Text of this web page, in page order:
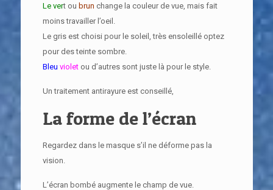
Le vert ou brun change la couleur de vue, mais fait
moins travailler l’oeil.
Le gris est choisi pour le soleil, très ensoleillé optez
pour des teinte sombre.
Bleu violet ou d’autres sont juste là pour le style.
Un traitement antirayure est conseillé,
La forme de l’écran
Regardez dans le masque s’il ne déforme pas la
vision.
L’écran bombé augmente le champ de vue.